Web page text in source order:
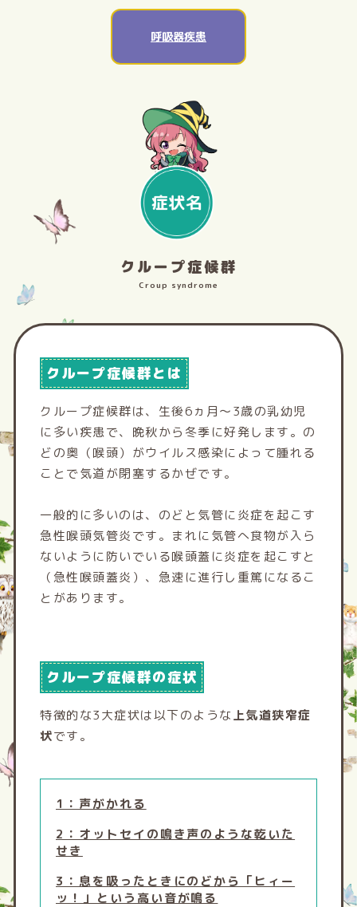
呼吸器疾患
クループ症候群
Croup syndrome
クループ症候群とは
クループ症候群は、生後6ヵ月～3歳の乳幼児
に多い疾患で、晩秋から冬季に好発します。の
どの奥（喉頭）がウイルス感染によって腫れる
ことで気道が閉塞するかぜです。
一般的に多いのは、のどと気管に炎症を起こす
急性喉頭気管炎です。まれに気管へ食物が入ら
ないように防いでいる喉頭蓋に炎症を起こすと
（急性喉頭蓋炎）、急速に進行し重篤になるこ
とがあります。
クループ症候群の症状
特徴的な3大症状は以下のような上気道狭窄症
状です。
1：声がかれる
2：オットセイの鳴き声のような乾いた
せき
3：息を吸ったときにのどから「ヒィー
ッ！」という高い音が鳴る